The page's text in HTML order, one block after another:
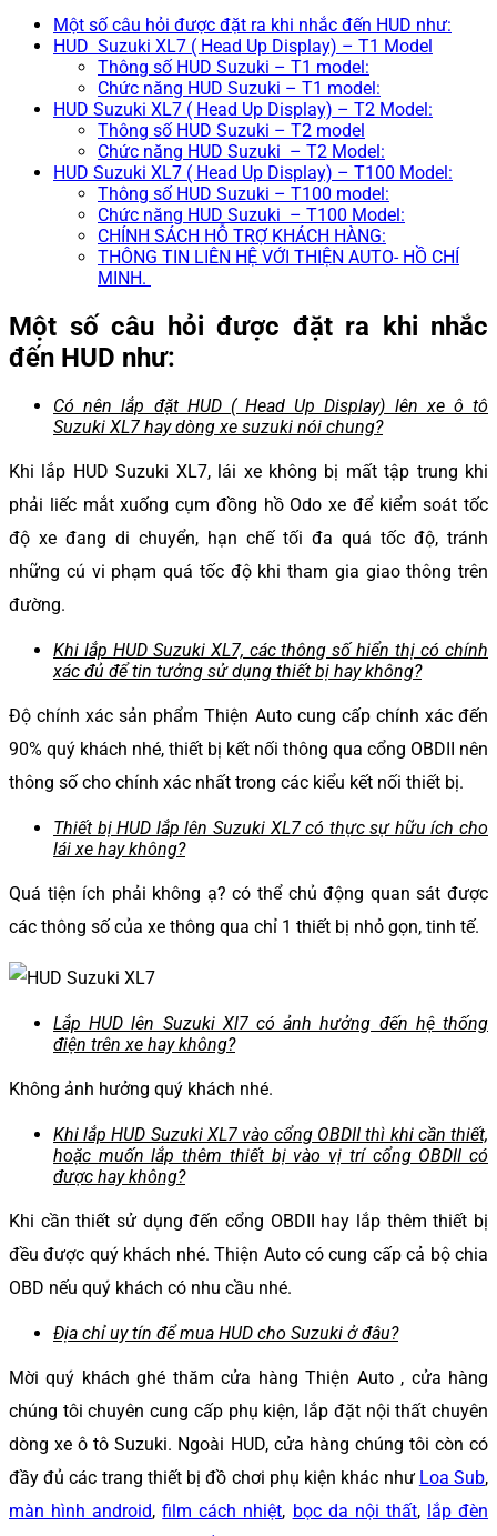
Một số câu hỏi được đặt ra khi nhắc đến HUD như:
HUD Suzuki XL7 ( Head Up Display) – T1 Model
Thông số HUD Suzuki – T1 model:
Chức năng HUD Suzuki – T1 model:
HUD Suzuki XL7 ( Head Up Display) – T2 Model:
Thông số HUD Suzuki – T2 model
Chức năng HUD Suzuki – T2 Model:
HUD Suzuki XL7 ( Head Up Display) – T100 Model:
Thông số HUD Suzuki – T100 model:
Chức năng HUD Suzuki – T100 Model:
CHÍNH SÁCH HỖ TRỢ KHÁCH HÀNG:
THÔNG TIN LIÊN HỆ VỚI THIỆN AUTO- HỒ CHÍ
MINH.
Một số câu hỏi được đặt ra khi nhắc
đến HUD như:
Có nên lắp đặt HUD ( Head Up Display) lên xe ô tô
Suzuki XL7 hay dòng xe suzuki nói chung?
Khi lắp HUD Suzuki XL7, lái xe không bị mất tập trung khi
phải liếc mắt xuống cụm đồng hồ Odo xe để kiểm soát tốc
độ xe đang di chuyển, hạn chế tối đa quá tốc độ, tránh
những cú vi phạm quá tốc độ khi tham gia giao thông trên
đường.
Khi lắp HUD Suzuki XL7, các thông số hiển thị có chính
xác đủ để tin tưởng sử dụng thiết bị hay không?
Độ chính xác sản phẩm Thiện Auto cung cấp chính xác đến
90% quý khách nhé, thiết bị kết nối thông qua cổng OBDII nên
thông số cho chính xác nhất trong các kiểu kết nối thiết bị.
Thiết bị HUD lắp lên Suzuki XL7 có thực sự hữu ích cho
lái xe hay không?
Quá tiện ích phải không ạ? có thể chủ động quan sát được
các thông số của xe thông qua chỉ 1 thiết bị nhỏ gọn, tinh tế.
Lắp HUD lên Suzuki Xl7 có ảnh hưởng đến hệ thống
điện trên xe hay không?
Không ảnh hưởng quý khách nhé.
Khi lắp HUD Suzuki XL7 vào cổng OBDII thì khi cần thiết,
hoặc muốn lắp thêm thiết bị vào vị trí cổng OBDII có
được hay không?
Khi cần thiết sử dụng đến cổng OBDII hay lắp thêm thiết bị
đều được quý khách nhé. Thiện Auto có cung cấp cả bộ chia
OBD nếu quý khách có nhu cầu nhé.
Địa chỉ uy tín để mua HUD cho Suzuki ở đâu?
Mời quý khách ghé thăm cửa hàng Thiện Auto , cửa hàng
chúng tôi chuyên cung cấp phụ kiện, lắp đặt nội thất chuyên
dòng xe ô tô Suzuki. Ngoài HUD, cửa hàng chúng tôi còn có
đầy đủ các trang thiết bị đồ chơi phụ kiện khác như Loa Sub,
màn hình android,film cách nhiệt, bọc da nội thất, lắp đèn